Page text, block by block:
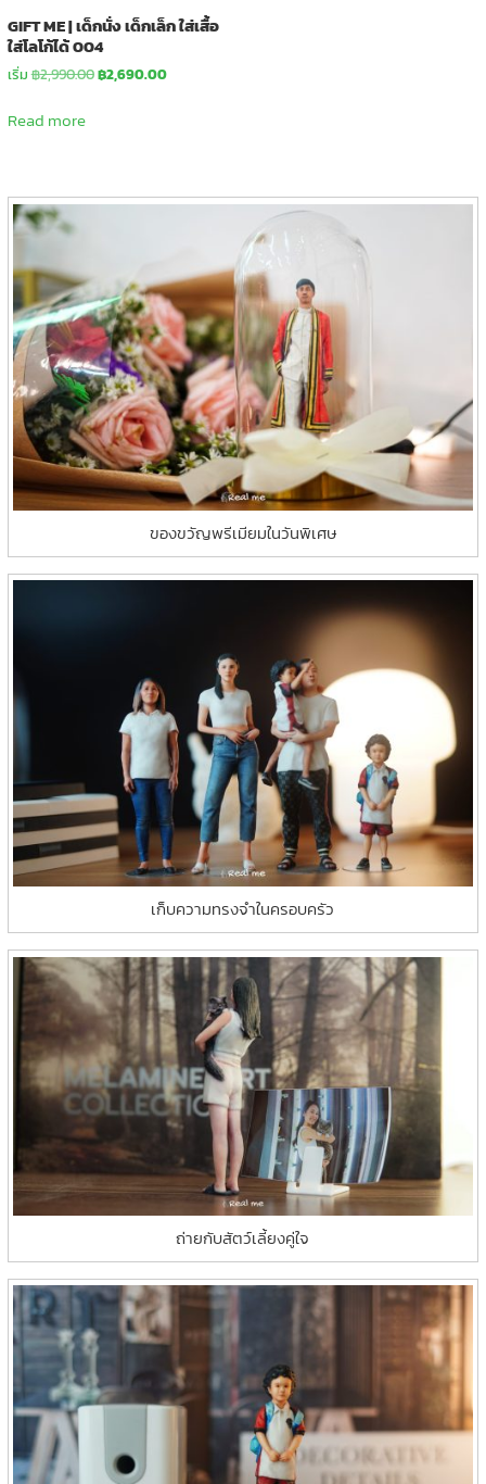
GIFT ME | เด็กนั่ง เด็กเล็ก ใส่เสื้อ
ใส่โลโก้ได้ 004
เริ่ม฿2,990.00Original
฿2,690.00Current
Read more
ของขวัญพรีเมียมในวันพิเศษ
เก็บความทรงจำในครอบครัว
ถ่ายกับสัตว์เลี้ยงคู่ใจ